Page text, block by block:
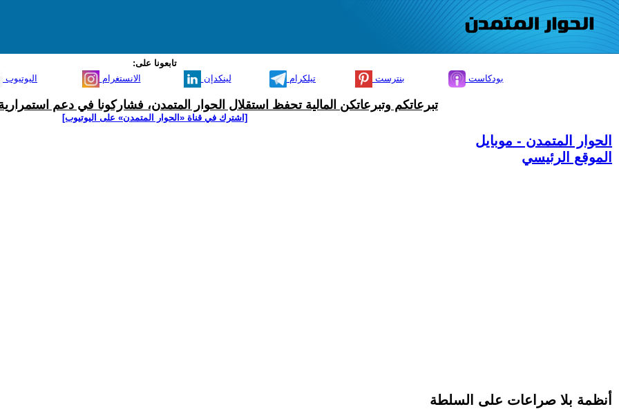
تابعونا على:
اليوتيوب الانستغرام لينكدإن تيلكرام بنترست بودكاست
تبرعاتكم وتبرعاتكن المالية تحفظ استقلال الحوار المتمدن، فشاركونا في دعم
[اشترك في قناة ‫«الحوار المتمدن» على اليوتيوب]
الحوار المتمدن - موبايل
الموقع الرئيسي
أنظمة بلا صراعات على السلطة